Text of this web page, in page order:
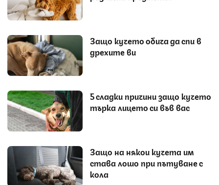
Защо кучето обича да спи в
дрехите ви
5 сладки причини защо кучето
търка лицето си във вас
Защо на някои кучета им
става лошо при пътуване с
кола